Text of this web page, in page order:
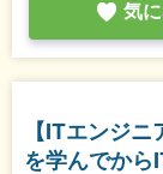
気
【ITエンジ
を学んでから